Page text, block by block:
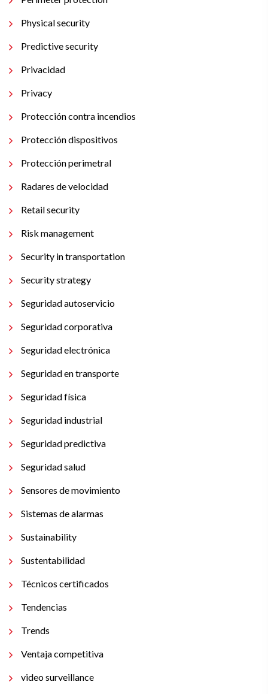
Physical security
Predictive security
Privacidad
Privacy
Protección contra incendios
Protección dispositivos
Protección perimetral
Radares de velocidad
Retail security
Risk management
Security in transportation
Security strategy
Seguridad autoservicio
Seguridad corporativa
Seguridad electrónica
Seguridad en transporte
Seguridad física
Seguridad industrial
Seguridad predictiva
Seguridad salud
Sensores de movimiento
Sistemas de alarmas
Sustainability
Sustentabilidad
Técnicos certificados
Tendencias
Trends
Ventaja competitiva
video surveillance